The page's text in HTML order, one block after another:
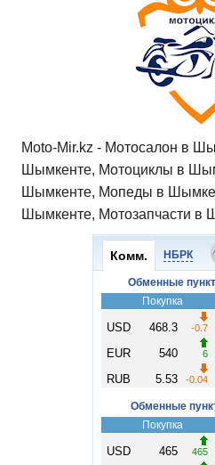
Moto-Mir.kz - Мотосалон в
Шымкенте, Мотоциклы в
Шымкенте, Мопеды в
Шымкенте, Мотозапчасти в